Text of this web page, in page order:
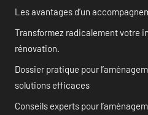
Les avantages d’un
Transformez radicalement votre
rénovation.
Dossier pratique pour
solutions efficaces
Conseils experts pour